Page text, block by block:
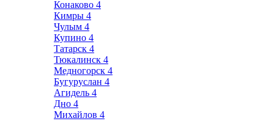
Конаково 4
Кимры 4
Чулым 4
Купино 4
Татарск 4
Тюкалинск 4
Медногорск 4
Бугуруслан 4
Агидель 4
Дно 4
Михайлов 4